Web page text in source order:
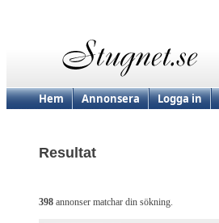
Hem Annonsera Logga in
Resultat
398 annonser matchar din sökning.